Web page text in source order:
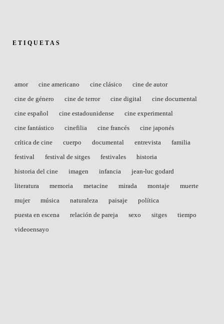
ETIQUETAS
amor cine americano cine clásico
cine de autor
cine de género
cine de terror cine digital
cine documental
cine español
cine estadounidense
cine experimental
cine fantástico
cinefilia cine francés
cine japonés
crítica de cine
cuerpo documental entrevista
familia
festival
festival de sitges festivales
historia
historia del cine
imagen infancia
jean-luc godard
literatura
memoria metacine mirada montaje
muerte
mujer
música naturaleza paisaje
política
puesta en escena
relación de pareja sexo sitges
tiempo
videoensayo